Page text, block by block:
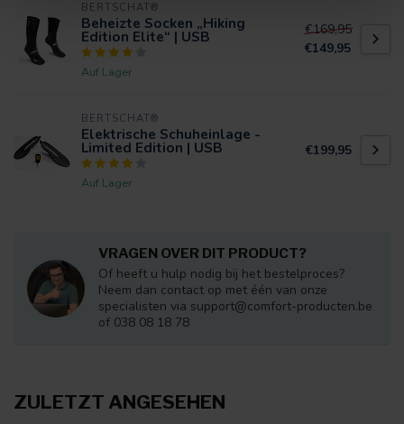
BERTSCHAT®
Beheizte Socken „Hiking
Edition Elite“ | USB
Auf Lager
€169,95
€149,95
BERTSCHAT®
Elektrische Schuheinlage -
Limited Edition | USB
Auf Lager
€199,95
VRAGEN OVER DIT PRODUCT?
Of heeft u hulp nodig bij het bestelproces?
Neem dan contact op met één van onze
specialisten via support@comfort-producten.be
of 038 08 18 78
ZULETZT ANGESEHEN